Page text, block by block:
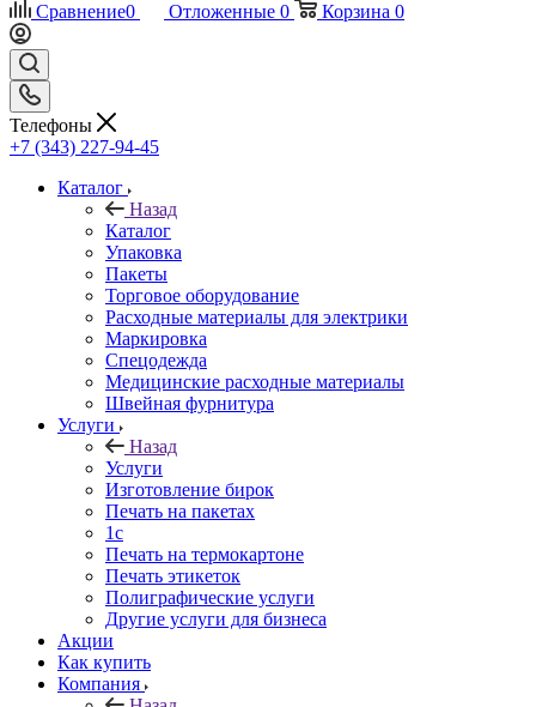
Сравнение0 Отложенные 0 Корзина 0
Телефоны
+7 (343) 227-94-45
Каталог
Назад
Каталог
Упаковка
Пакеты
Торговое оборудование
Расходные материалы для электрики
Маркировка
Спецодежда
Медицинские расходные материалы
Швейная фурнитура
Услуги
Назад
Услуги
Изготовление бирок
Печать на пакетах
1c
Печать на термокартоне
Печать этикеток
Полиграфические услуги
Другие услуги для бизнеса
Акции
Как купить
Компания